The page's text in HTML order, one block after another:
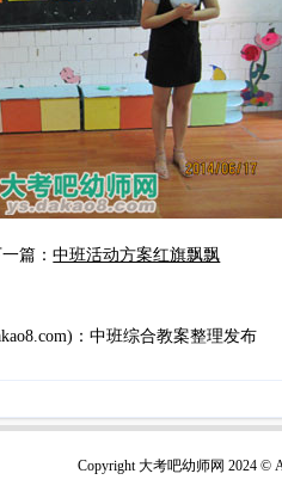
一篇：中班活动方案红旗飘飘
：中班综合教案整理发布
Copyright 大考吧幼师网 2024 ©